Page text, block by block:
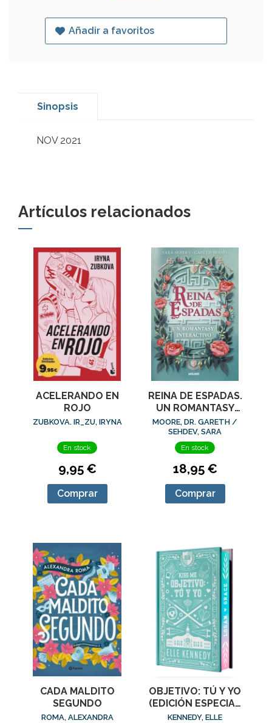
Añadir a favoritos
Sinopsis
NOV 2021
Artículos relacionados
ACELERANDO EN
ROJO
ZUBKOVA. IR_ZU, IRYNA
En stock
9,95 €
Comprar
REINA DE ESPADAS.
UN ROMANTASY
INTERACTIVO
MOORE, DR. GARETH /
SEHDEV, SARA
En stock
18,95 €
Comprar
CADA MALDITO
SEGUNDO
ROMA, ALEXANDRA
OBJETIVO: TÚ Y YO
(EDICIÓN ESPECIAL
EN TAPA DURA
KENNEDY, ELLE